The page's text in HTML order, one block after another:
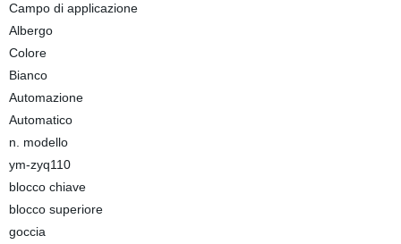
Campo di applicazione
Albergo
Colore
Bianco
Automazione
Automatico
n. modello
ym-zyq110
blocco chiave
blocco superiore
goccia